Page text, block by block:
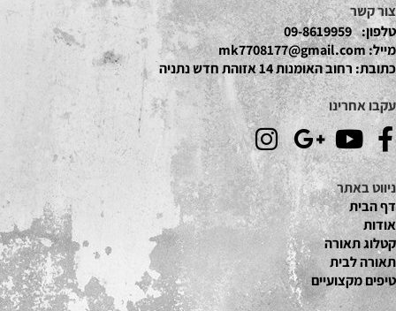
צור קשר
טלפון: 09-8619959
מייל:mk7708177@gmail.com
כתובת: רחוב האומנות 14 אזוהת חדש נתניה
עקבו אחרינו
ניווט באתר
דף הבית
אודות
קטלוג תאורה
תאורה לבית
טיפים מקצועיים